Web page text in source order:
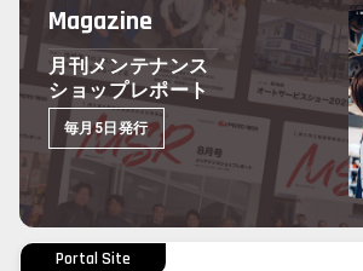
Magazine
月刊メンテナンス
ショップレポート
毎月5日発行
Portal Site